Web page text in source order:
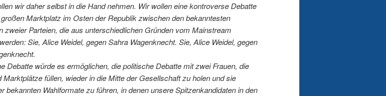
wir daher selbst in die Hand nehmen. Wir wollen eine kontroverse Debatte
Marktplatz im Osten der Republik zwischen den bekanntesten
zweier Parteien, die aus unterschiedlichen Gründen vom Mainstream
Sie, Alice Weidel, gegen Sahra Wagenknecht. Sie, Alice Weidel, gegen
Debatte würde es ermöglichen, die politische Debatte mit zwei Frauen, die
Marktplätze füllen, wieder in die Mitte der Gesellschaft zu holen und sie
bekannten Wahlformate zu führen, in denen unsere Spitzenkandidaten in den